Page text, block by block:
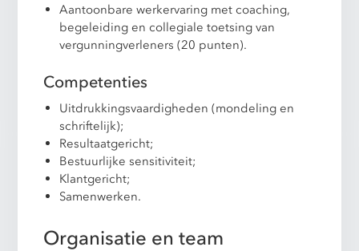
Aantoonbare werkervaring met coaching,
begeleiding en collegiale toetsing van
vergunningverleners (20 punten).
Competenties
Uitdrukkingsvaardigheden (mondeling en
schriftelijk);
Resultaatgericht;
Bestuurlijke sensitiviteit;
Klantgericht;
Samenwerken.
Organisatie en team